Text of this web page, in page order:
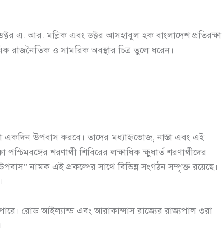
এ. আর. মল্লিক এবং ডক্টর আসহাবুল হক বাংলাদেশ প্রতিরক্ষা
রাজনৈতিক ও সামরিক অবস্থার চিত্র তুলে ধরেন।
একদিন উপবাস করবে। তাদের মধ্যাহ্নভোজ, নাস্তা এবং এই
শরণার্থী শিবিরের লক্ষাধিক ক্ষুধার্ত শরণার্থীদের
নামক এই প্রকল্পের সাথে বিভিন্ন সংগঠন সম্পৃক্ত রয়েছে।
রোড আইল্যান্ড এবং আরাকান্সাস রাজ্যের রাজ্যপাল ৩রা